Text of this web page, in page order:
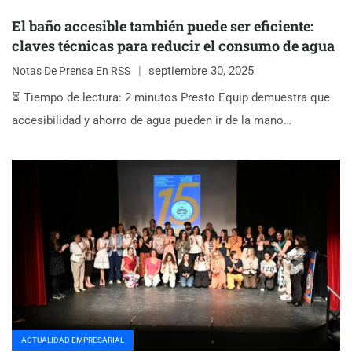
El baño accesible también puede ser eficiente:
claves técnicas para reducir el consumo de agua
Notas De Prensa En RSS
septiembre 30, 2025
⏳ Tiempo de lectura: 2 minutos Presto Equip demuestra que
accesibilidad y ahorro de agua pueden ir de la mano…
ACTUALIDAD EMPRESARIAL